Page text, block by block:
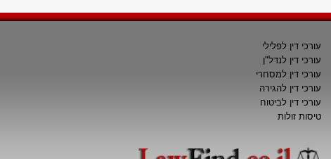
עורכי דין לפלילי
עורכי דין לנדל"ן
עורכי דין למסחרי
עורכי דין להגירה
עורכי דין לביטוח
טיסות זולות